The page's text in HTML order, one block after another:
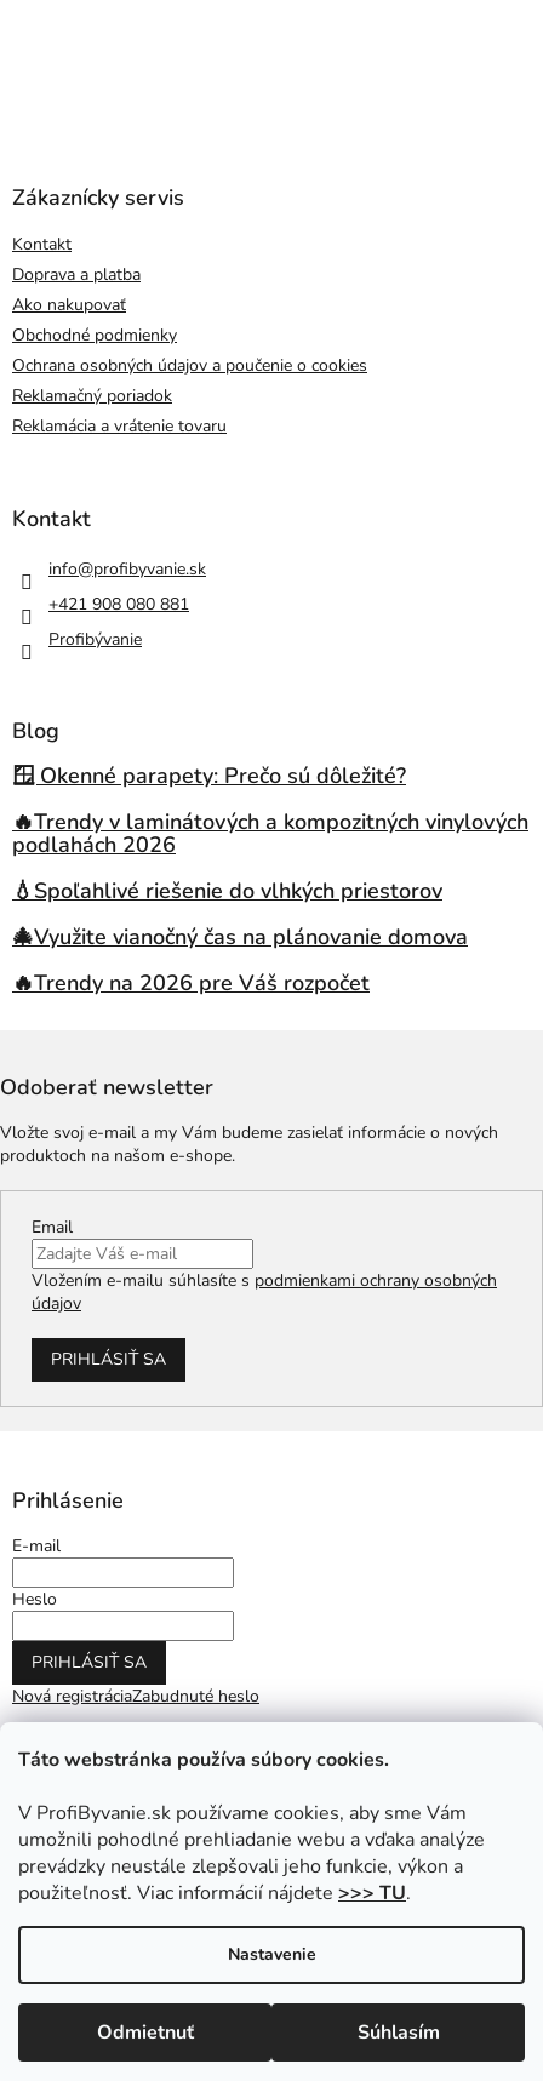
Táto webstránka používa súbory cookies.
V ProfiByvanie.sk používame cookies, aby sme Vám
umožnili pohodlné prehliadanie webu a vďaka analýze
prevádzky neustále zlepšovali jeho funkcie, výkon a
použiteľnosť. Viac informácií nájdete >>> TU.
Nastavenie
Odmietnuť Súhlasím
Zákaznícky servis
Kontakt
Doprava a platba
Ako nakupovať
Obchodné podmienky
Ochrana osobných údajov a poučenie o cookies
Reklamačný poriadok
Reklamácia a vrátenie tovaru
Kontakt
info@profibyvanie.sk
+421 908 080 881
Profibývanie
Blog
🪟 Okenné parapety: Prečo sú dôležité?
🔥Trendy v laminátových a kompozitných vinylových
podlahách 2026
💧Spoľahlivé riešenie do vlhkých priestorov
🎄Využite vianočný čas na plánovanie domova
🔥Trendy na 2026 pre Váš rozpočet
Odoberať newsletter
Vložte svoj e-mail a my Vám budeme zasielať informácie o nových
produktoch na našom e-shope.
Email
Vložením e-mailu súhlasíte s podmienkami ochrany osobných
údajov
PRIHLÁSIŤ SA
Prihlásenie
E-mail
Heslo
PRIHLÁSIŤ SA
Nová registráciaZabudnuté heslo
Copyright 2026ProfiByvanie.sk. Všetky práva vyhradené.
Upraviť nastavenie cookies